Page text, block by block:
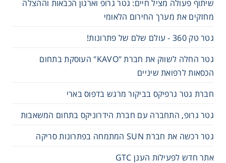
שיתוף פעולה מציל חיים: גטר גרופ וארגון הכבאות וההצלה
מחזקים את מערך החירום הלאומי
גטר טק 360 - עולם שלם של פתרונות!
גטר החלה לשווק את חברת "KAVO" העוסקת בתחום
הכסאות לרפואת שיניים
חברת גטר גרפיקס בביקור מרגש בדפוס בארי
גטר גרופ, התחברה עם חברת הידרוניקס בתחום המשאבות
גטר רכשה את חברת SUN המתמחה בפתרונות סריקה
אתר חדש לפעילות הענן GTC